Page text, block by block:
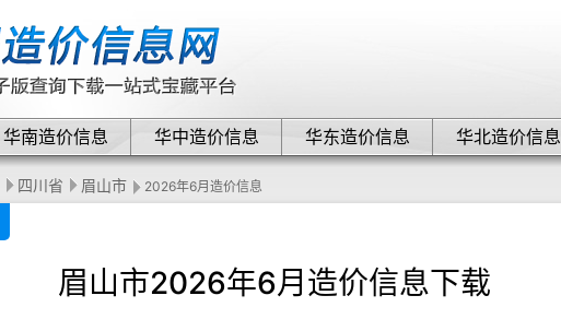
华南造价信息 华中造价信息 华东造价信息 华北造价信息
四川省 眉山市 2026年6月造价信息
眉山市2026年6月造价信息下载